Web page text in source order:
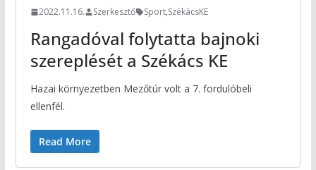
2022.11.16. Szerkesztő Sport,SzékácsKE
Rangadóval folytatta bajnoki
szereplését a Székács KE
Hazai környezetben Mezőtúr volt a 7. fordulóbeli
ellenfél.
Read More